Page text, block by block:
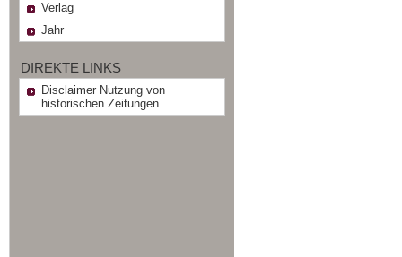
Verlag
Jahr
DIREKTE LINKS
Disclaimer Nutzung von
historischen Zeitungen